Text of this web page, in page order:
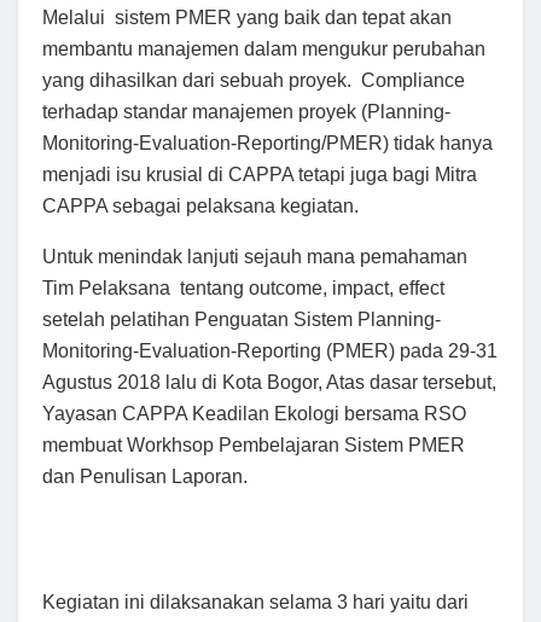
Melalui sistem PMER yang baik dan tepat akan
membantu manajemen dalam mengukur perubahan
yang dihasilkan dari sebuah proyek. Compliance
terhadap standar manajemen proyek (Planning-
Monitoring-Evaluation-Reporting/PMER) tidak hanya
menjadi isu krusial di CAPPA tetapi juga bagi Mitra
CAPPA sebagai pelaksana kegiatan.
Untuk menindak lanjuti sejauh mana pemahaman
Tim Pelaksana tentang outcome, impact, effect
setelah pelatihan Penguatan Sistem Planning-
Monitoring-Evaluation-Reporting (PMER) pada 29-31
Agustus 2018 lalu di Kota Bogor, Atas dasar tersebut,
Yayasan CAPPA Keadilan Ekologi bersama RSO
membuat Workhsop Pembelajaran Sistem PMER
dan Penulisan Laporan.
Kegiatan ini dilaksanakan selama 3 hari yaitu dari